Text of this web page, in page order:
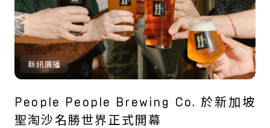
新訊廣播
People People Brewing Co. 於新加坡
聖淘沙名勝世界正式開幕